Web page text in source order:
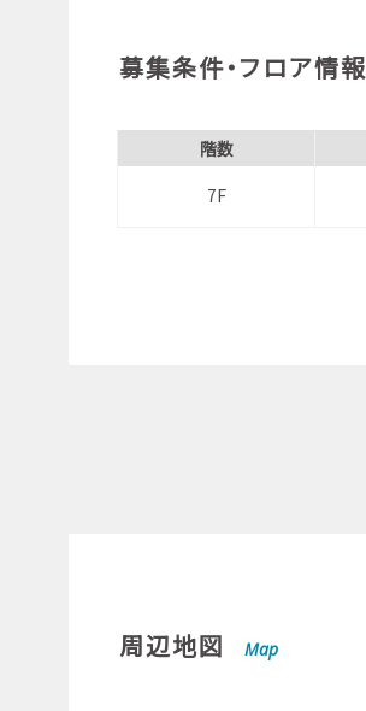
募集条件・フロア情報
階数
7F
周辺地図 Map